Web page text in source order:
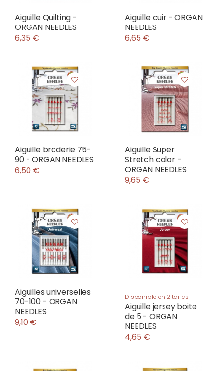
Aiguille Quilting -
ORGAN NEEDLES
6,35 €
Aiguille cuir - ORGAN
NEEDLES
6,65 €
Aiguille broderie 75-
90 - ORGAN NEEDLES
6,50 €
Aiguille Super
Stretch color -
ORGAN NEEDLES
9,65 €
Aiguilles universelles
70-100 - ORGAN
NEEDLES
9,10 €
Disponible en 2 tailles
Aiguille jersey boite
de 5 - ORGAN
NEEDLES
4,65 €